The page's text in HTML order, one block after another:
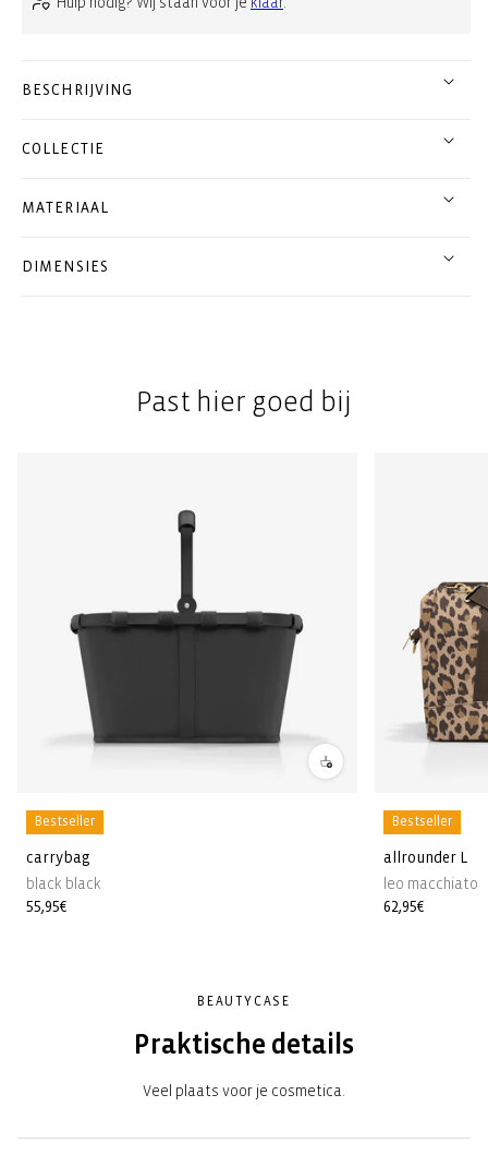
BESCHRIJVING
COLLECTIE
MATERIAAL
DIMENSIES
Past hier goed bij
Bestseller
carrybag
black black
Normale
55,95€
Bestseller
allrounder L
leo macchiato
Normale
62,95€
BEAUTYCASE
Praktische details
Veel plaats voor je cosmetica.